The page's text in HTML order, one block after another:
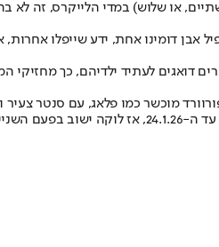
או שלוש) במדי הלייקרס, זה לא
דומינו אחת, ידע שייפלו
דואגים לעתיד ילדיהם, כך מחזיקי
לטקסס.